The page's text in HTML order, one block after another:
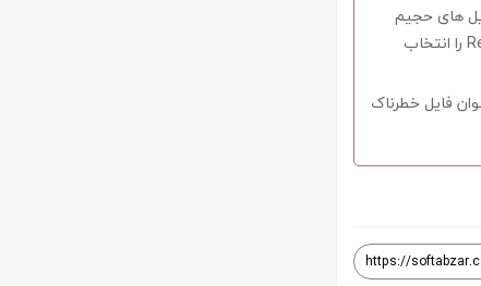
های حجیم
دارای قابلیت ریکاوری هستند که با استفاده از نرم افزار Winrar وارد منو Tools شوید و گزینه Repair را انتخاب
فایل خطرناک